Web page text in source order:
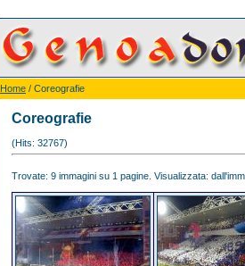
Home / Coreografie
Coreografie
(Hits: 32767)
Trovate: 9 immagini su 1 pagine. Visualizzata: